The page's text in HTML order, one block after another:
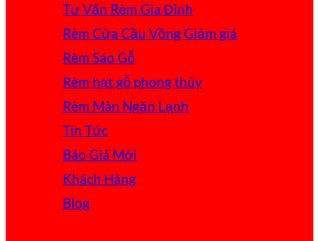
Tư Vấn Rèm Gia Đình
Rèm Cửa Cầu Vồng
Rèm Sáo Gỗ
Rèm hạt gỗ phong thủy
Rèm Màn Ngăn Lạnh
Tin Tức
Báo Giá
Khách Hàng
Blog